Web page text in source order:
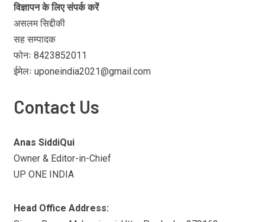
विज्ञापन के लिए संपर्क करें
असलम सिद्दीकी
सह सम्पादक
फोनः 8423852011
ईमेलः uponeindia2021@gmail.com
Contact Us
Anas SiddiQui
Owner & Editor-in-Chief
UP ONE INDIA
Head Office Address: